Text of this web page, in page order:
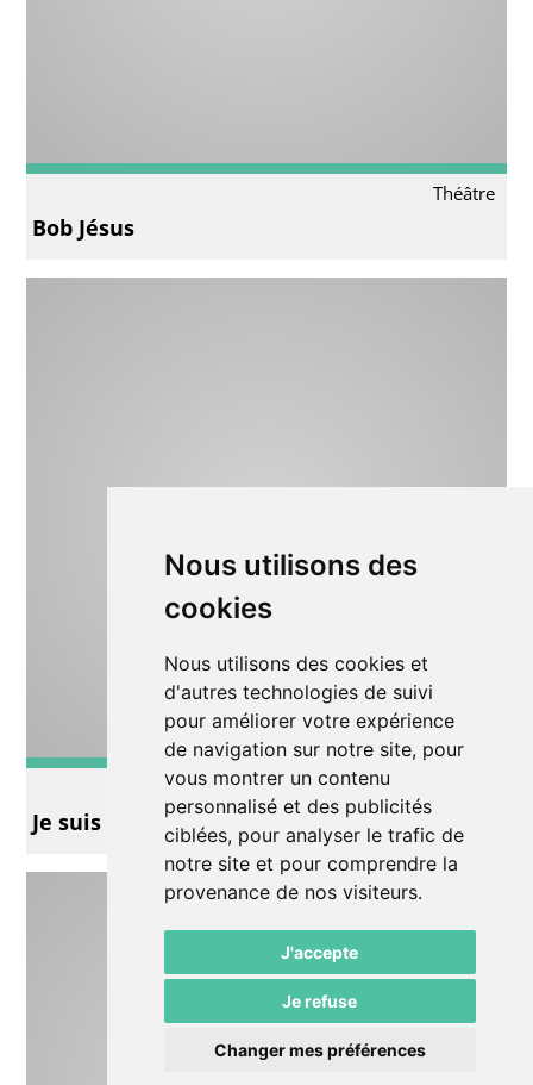
Nous utilisons des
cookies
Nous utilisons des cookies et
d'autres technologies de suivi
pour améliorer votre expérience
de navigation sur notre site, pour
vous montrer un contenu
personnalisé et des publicités
ciblées, pour analyser le trafic de
notre site et pour comprendre la
provenance de nos visiteurs.
J'accepte
Je refuse
Changer mes préférences
Théâtre
Bob Jésus
Je suis un poids plume